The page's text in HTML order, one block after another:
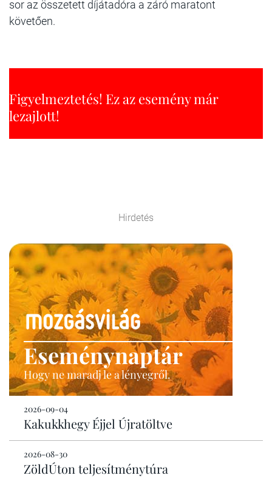
sor az összetett díjátadóra a záró maratont
követően.
Figyelmeztetés! Ez az esemény már
lezajlott!
Hirdetés
Eseménynaptár
Hogy ne maradj le a lényegről.
2026-09-04
Kakukkhegy Éjjel Újratöltve
2026-08-30
ZöldÚton teljesítménytúra